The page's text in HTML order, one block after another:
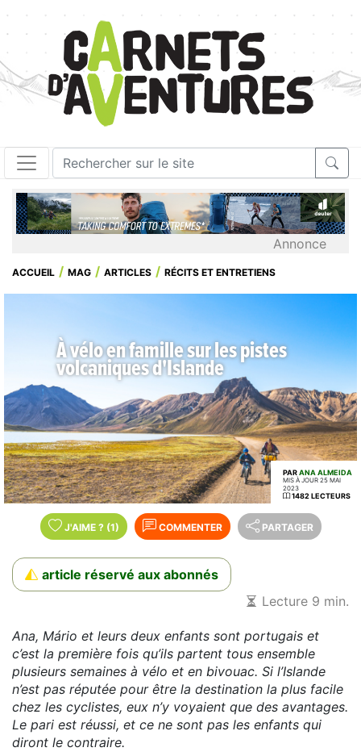
Annonce
ACCUEIL MAG ARTICLES RÉCITS ET ENTRETIENS
À vélo en famille sur les pistes
volcaniques d'Islande
PARANA ALMEIDA
MIS À JOUR 25 MAI
2023
1482 LECTEURS
J'AIME ? (1) COMMENTER PARTAGER
article réservé aux abonnés
Lecture 9 min.
Ana, Mário et leurs deux enfants sont portugais et
c’est la première fois qu’ils partent tous ensemble
plusieurs semaines à vélo et en bivouac. Si l’Islande
n’est pas réputée pour être la destination la plus facile
chez les cyclistes, eux n’y voyaient que des avantages.
Le pari est réussi, et ce ne sont pas les enfants qui
diront le contraire.